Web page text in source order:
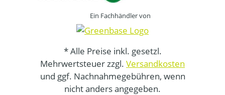
Ein Fachhändler von
* Alle Preise inkl. gesetzl.
Mehrwertsteuer zzgl. Versandkosten
und ggf. Nachnahmegebühren, wenn
nicht anders angegeben.